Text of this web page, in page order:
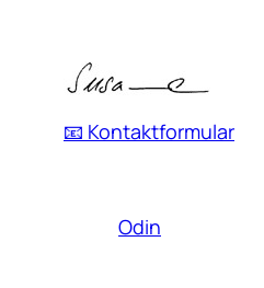
📧 Kontaktformular
Odin